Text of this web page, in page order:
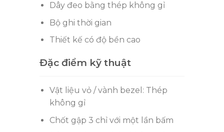
Dây đeo bằng thép không gỉ
Bộ ghi thời gian
Thiết kế có độ bền cao
Đặc điểm kỹ thuật
Vật liệu vỏ / vành bezel: Thép
không gỉ
Chốt gập 3 chỉ với một lần bấm